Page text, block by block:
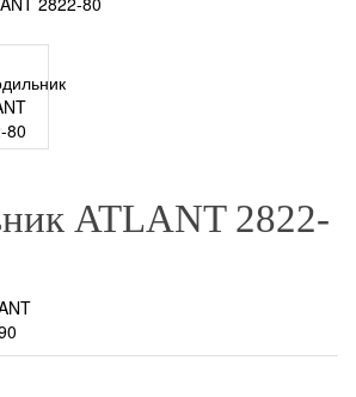
ATLANT 2822-